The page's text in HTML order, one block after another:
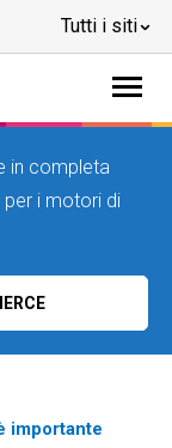
Tutti i siti
in completa
i motori di
importante